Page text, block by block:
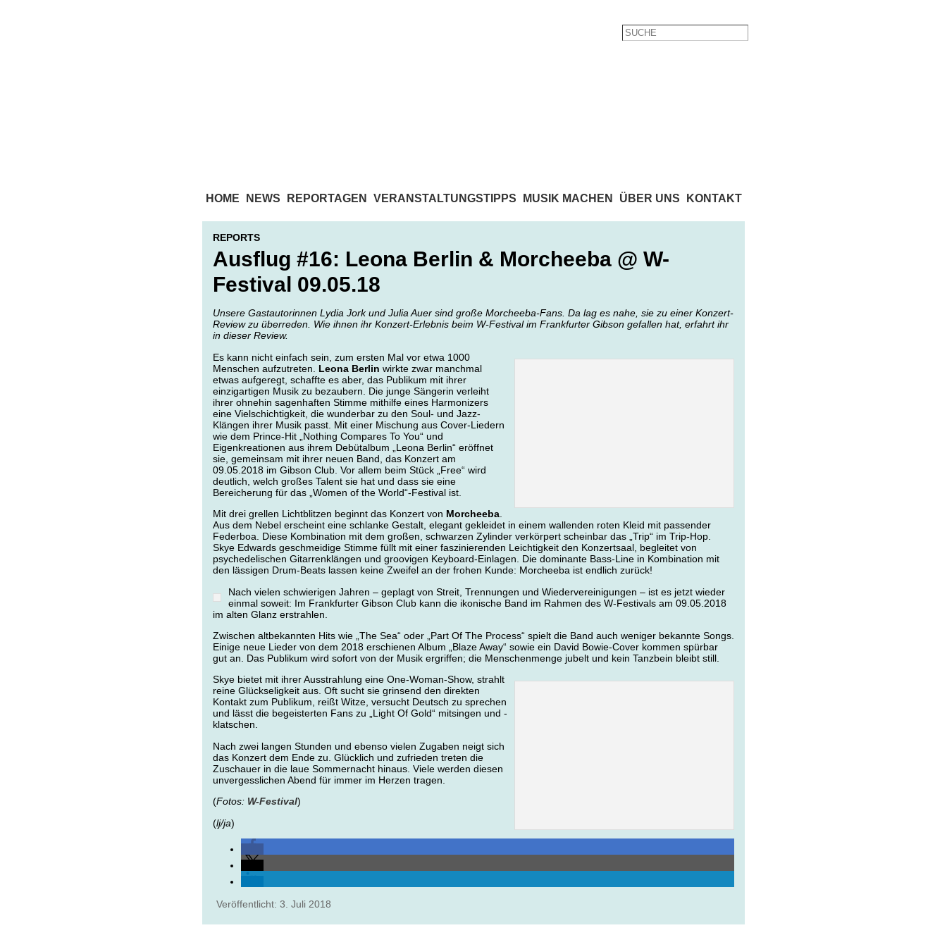
HOME NEWS REPORTAGEN VERANSTALTUNGSTIPPS MUSIK MACHEN ÜBER UNS KONTAKT
REPORTS
Ausflug #16: Leona Berlin & Morcheeba @ W-
Festival 09.05.18
Unsere Gastautorinnen Lydia Jork und Julia Auer sind große Morcheeba-Fans. Da lag es nahe, sie zu einer Konzert-
Review zu überreden. Wie ihnen ihr Konzert-Erlebnis beim W-Festival im Frankfurter Gibson gefallen hat, erfahrt ihr
in dieser Review.
Es kann nicht einfach sein, zum ersten Mal vor etwa 1000
Menschen aufzutreten. Leona Berlin wirkte zwar manchmal
etwas aufgeregt, schaffte es aber, das Publikum mit ihrer
einzigartigen Musik zu bezaubern. Die junge Sängerin verleiht
ihrer ohnehin sagenhaften Stimme mithilfe eines Harmonizers
eine Vielschichtigkeit, die wunderbar zu den Soul- und Jazz-
Klängen ihrer Musik passt. Mit einer Mischung aus Cover-Liedern
wie dem Prince-Hit „Nothing Compares To You“ und
Eigenkreationen aus ihrem Debütalbum „Leona Berlin“ eröffnet
sie, gemeinsam mit ihrer neuen Band, das Konzert am
09.05.2018 im Gibson Club. Vor allem beim Stück „Free“ wird
deutlich, welch großes Talent sie hat und dass sie eine
Bereicherung für das „Women of the World“-Festival ist.
Mit drei grellen Lichtblitzen beginnt das Konzert von Morcheeba
Aus dem Nebel erscheint eine schlanke Gestalt, elegant gekleidet in einem wallenden roten Kleid mit passender
Federboa. Diese Kombination mit dem großen, schwarzen Zylinder verkörpert scheinbar das „Trip“ im Trip-Hop.
Skye Edwards geschmeidige Stimme füllt mit einer faszinierenden Leichtigkeit den Konzertsaal, begleitet von
psychedelischen Gitarrenklängen und groovigen Keyboard-Einlagen. Die dominante Bass-Line in Kombination mit
den lässigen Drum-Beats lassen keine Zweifel an der frohen Kunde: Morcheeba ist endlich zurück!
Nach vielen schwierigen Jahren – geplagt von Streit, Trennungen und Wiedervereinigungen – ist es jetzt wieder
einmal soweit: Im Frankfurter Gibson Club kann die ikonische Band im Rahmen des W-Festivals am 09.05.2018
im alten Glanz erstrahlen.
Zwischen altbekannten Hits wie „The Sea“ oder „Part Of The Process“ spielt die Band auch weniger bekannte Songs.
Einige neue Lieder von dem 2018 erschienen Album „Blaze Away“ sowie ein David Bowie-Cover kommen spürbar
gut an. Das Publikum wird sofort von der Musik ergriffen; die Menschenmenge jubelt und kein Tanzbein bleibt still.
Skye bietet mit ihrer Ausstrahlung eine One-Woman-Show, strahlt
reine Glückseligkeit aus. Oft sucht sie grinsend den direkten
Kontakt zum Publikum, reißt Witze, versucht Deutsch zu sprechen
und lässt die begeisterten Fans zu „Light Of Gold“ mitsingen und -
klatschen.
Nach zwei langen Stunden und ebenso vielen Zugaben neigt sich
das Konzert dem Ende zu. Glücklich und zufrieden treten die
Zuschauer in die laue Sommernacht hinaus. Viele werden diesen
unvergesslichen Abend für immer im Herzen tragen.
(Fotos: W-Festival)
(lj/ja)
Veröffentlicht: 3. Juli 2018